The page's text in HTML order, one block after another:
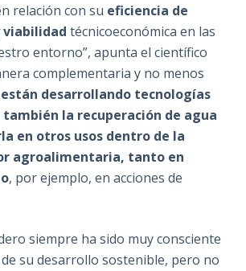
relación con su eficiencia de
técnicoeconómica en las
entorno”, apunta el científico
complementaria y no menos
están desarrollando tecnologías
la recuperación de agua
en otros usos dentro de la
agroalimentaria, tanto en
, por ejemplo, en acciones de
siempre ha sido muy consciente
de su desarrollo sostenible, pero no